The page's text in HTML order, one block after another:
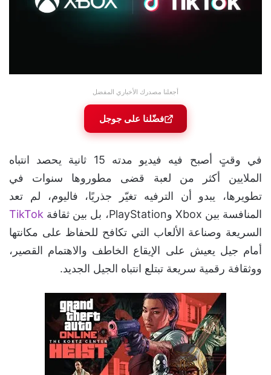
أجعلنا مصدرك الأخباري المفضل
فضّلنا على جوجل
في وقتٍ أصبح فيه فيديو مدته 15 ثانية يحصد انتباه
الملايين أكثر من لعبة قضى مطوروها سنوات في
تطويرها، يبدو أن الترفيه تغيّر جذريًا، فاليوم، لم تعد
المنافسة بين Xbox وPlayStation، بل بين ثقافة
TikTok
السريعة وصناعة الألعاب التي تكافح للحفاظ على مكانتها
أمام جيل يعيش على الإيقاع الخاطف والاهتمام القصير،
ووثقافة رقمية سريعة تبتلع انتباه الجيل الجديد.